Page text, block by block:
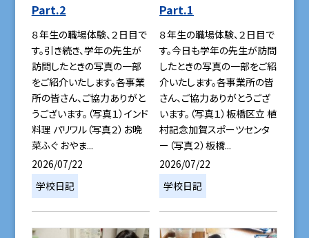
Part.2
８年生の職場体験、２日目で
す。引き続き、学年の先生が
訪問したときの写真の一部
をご紹介いたします。各事業
所の皆さん、ご協力ありがと
うございます。（写真１）インド
料理 パリワル（写真２）お晩
菜ふぐ おやま...
2026/07/22
学校日記
Part.1
８年生の職場体験、２日目で
す。今日も学年の先生が訪問
したときの写真の一部をご紹
介いたします。各事業所の皆
さん、ご協力ありがとうござ
います。（写真１）板橋区立 植
村記念加賀スポーツセンタ
ー（写真２）板橋...
2026/07/22
学校日記